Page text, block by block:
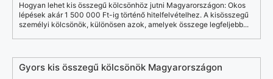
Hogyan lehet kis összegű kölcsönhöz jutni Magyarországon: Okos
lépések akár 1 500 000 Ft-ig történő hitelfelvételhez. A kisösszegű
személyi kölcsönök, különösen azok, amelyek összege legfeljebb...
Gyors kis összegű kölcsönök Magyarországon